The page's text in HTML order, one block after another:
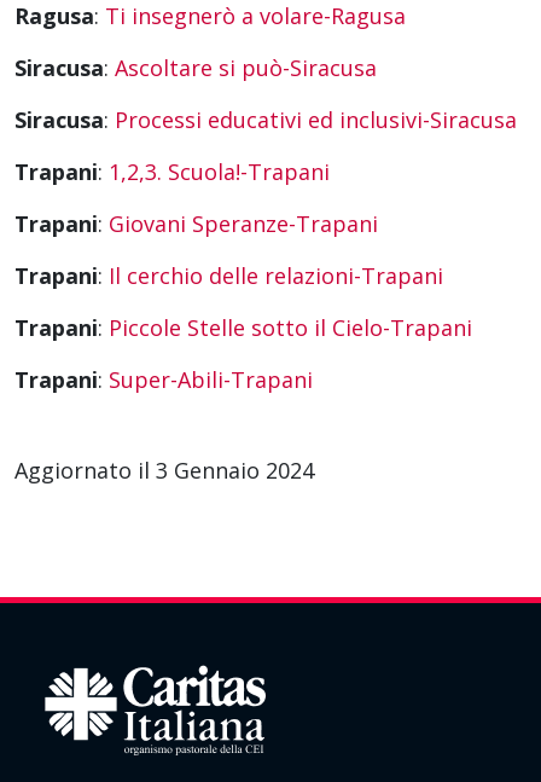
Ragusa: Ti insegnerò a volare-Ragusa
Siracusa: Ascoltare si può-Siracusa
Siracusa: Processi educativi ed inclusivi-Siracusa
Trapani: 1,2,3. Scuola!-Trapani
Trapani: Giovani Speranze-Trapani
Trapani: Il cerchio delle relazioni-Trapani
Trapani: Piccole Stelle sotto il Cielo-Trapani
Trapani: Super-Abili-Trapani
Aggiornato il 3 Gennaio 2024